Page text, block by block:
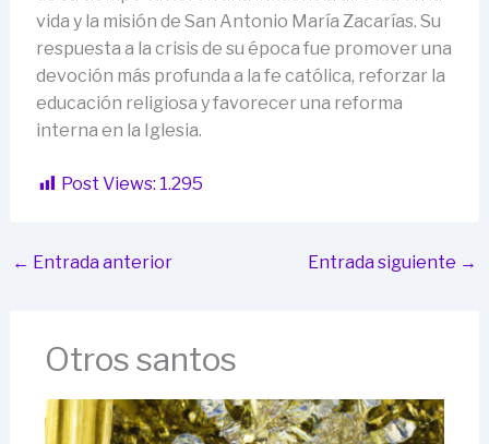
vida y la misión de San Antonio María Zacarías. Su
respuesta a la crisis de su época fue promover una
devoción más profunda a la fe católica, reforzar la
educación religiosa y favorecer una reforma
interna en la Iglesia.
Post Views: 1.295
← Entrada anterior Entrada siguiente →
Otros santos